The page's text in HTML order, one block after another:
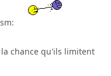
chance qu'ils limitent